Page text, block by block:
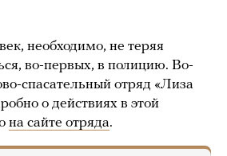
необходимо, не теряя
во-первых, в полицию. Во-
спасательный отряд «Лиза
о действиях в этой
на сайте отряда.